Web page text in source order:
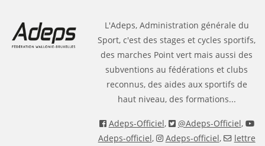
L'Adeps, Administration générale du
Sport, c'est des stages et cycles sportifs,
des marches Point vert mais aussi des
subventions au fédérations et clubs
reconnus, des aides aux sportifs de
haut niveau, des formations...
Adeps-Officiel, @Adeps-Officiel,
Adeps-officiel, Adeps-officiel,
lettre